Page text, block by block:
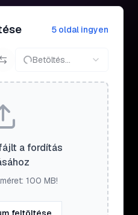
5 oldal ingyen
Betöltés...
a fordítás
100 MB!